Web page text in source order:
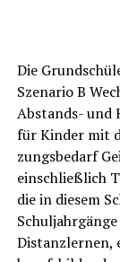
Die
Sze­na­rio B
Abstands- und
für Kin­der mit
zungs­be­darf
ein­schließ­lich
die in die­sem
Distanz­ler­nen,